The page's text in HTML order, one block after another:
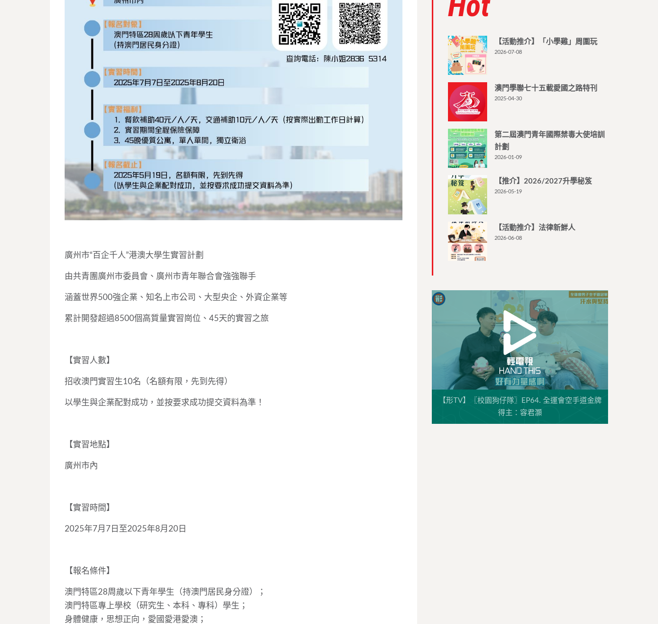
廣州市“百企千人”港澳大學生實習計劃
由共青團廣州市委員會、廣州市青年聯合會強強聯手
涵蓋世界500強企業、知名上市公司、大型央企、外資企業等
累計開發超過8500個高質量實習崗位、45天的實習之旅
【實習人數】
招收澳門實習生10名（名額有限，先到先得）
以學生與企業配對成功，並按要求成功提交資料為準！
【實習地點】
廣州市內
【實習時間】
2025年7月7日至2025年8月20日
【報名條件】
澳門特區28周歲以下青年學生（持澳門居民身分證）；
澳門特區專上學校（研究生、本科、專科）學生；
身體健康，思想正向，愛國愛港愛澳；
【活動推介】「小學雞」周圍玩
2026-07-08
澳門學聯七十五載愛國之路特刊
2025-04-30
第二屆澳門青年國際禁毒大使培訓
計劃
2026-01-09
【推介】2026/2027升學秘笈
2026-05-19
【活動推介】法律新鮮人
2026-06-08
【形TV】〖校園狗仔隊〗EP64. 全運會空手道金牌
得主：容君灝